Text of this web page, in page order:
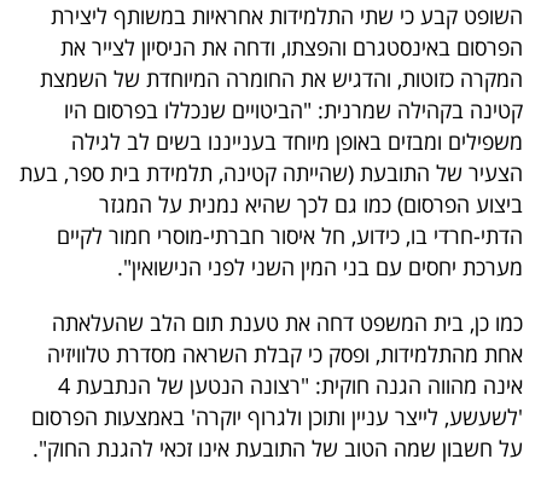
השופט קבע כי שתי התלמידות אחראיות במשותף ליצירת
הפרסום באינסטגרם והפצתו, ודחה את הניסיון לצייר את
המקרה כזוטות, והדגיש את החומרה המיוחדת של השמצת
קטינה בקהילה שמרנית: "הביטויים שנכללו בפרסום היו
משפילים ומבזים באופן מיוחד בענייננו בשים לב לגילה
הצעיר של התובעת (שהייתה קטינה, תלמידת בית ספר, בעת
ביצוע הפרסום) כמו גם לכך שהיא נמנית על המגזר
הדתי-חרדי בו, כידוע, חל איסור חברתי-מוסרי חמור לקיים
מערכת יחסים עם בני המין השני לפני הנישואין".
כמו כן, בית המשפט דחה את טענת תום הלב שהעלאתה
אחת מהתלמידות, ופסק כי קבלת השראה מסדרת טלוויזיה
אינה מהווה הגנה חוקית: "רצונה הנטען של הנתבעת 4
'לשעשע, לייצר עניין ותוכן ולגרוף יוקרה' באמצעות הפרסום
על חשבון שמה הטוב של התובעת אינו זכאי להגנת החוק".